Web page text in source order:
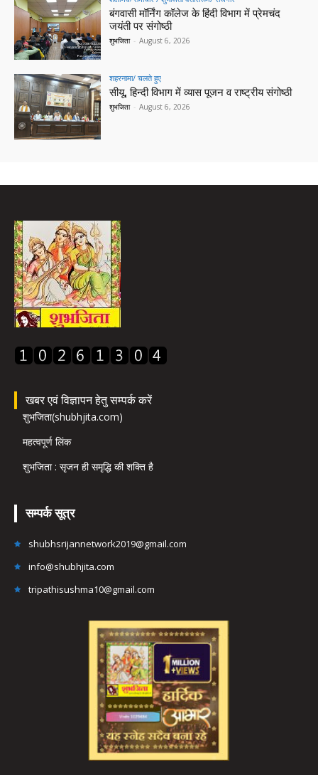
बंगवासी मॉर्निंग कॉलेज के हिंदी विभाग में प्रेमचंद
जयंती पर संगोष्ठी
शुभजिता - August 6, 2026
शहरनामा/ चलते हुए
सीयू, हिन्दी विभाग में व्यास पूजन व राष्ट्रीय संगोष्ठी
शुभजिता - August 6, 2026
खबर एवं विज्ञापन हेतु सम्पर्क करें
शुभजिता(shubhjita.com)
महत्वपूर्ण लिंक
शुभजिता : सृजन ही समृद्धि की शक्ति है
सम्पर्क सूत्र
shubhsrijannetwork2019@gmail.com
info@shubhjita.com
tripathisushma10@gmail.com